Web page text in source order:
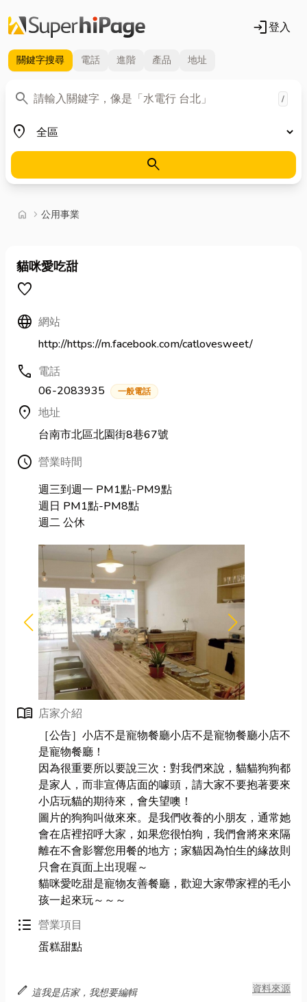
login登入
關鍵字搜尋 電話 進階 產品 地址
search
關鍵字 /
place
地區
search
home chevron_right 首頁
公用事業
貓咪愛吃甜
favorite
Language 網站
http://https://m.facebook.com/catlovesweet/
call 電話
06-2083935
一般電話
location_on 地址
台南市北區北園街8巷67號
Schedule 營業時間
週三到週一 PM1點-PM9點
週日 PM1點-PM8點
週二 公休
menu_book 店家介紹
［公告］小店不是寵物餐廳小店不是寵物餐廳小店不
是寵物餐廳！
因為很重要所以要說三次：對我們來說，貓貓狗狗都
是家人，而非宣傳店面的噱頭，請大家不要抱著要來
小店玩貓的期待來，會失望噢！
圖片的狗狗叫做來來。是我們收養的小朋友，通常她
會在店裡招呼大家，如果您很怕狗，我們會將來來隔
離在不會影響您用餐的地方；家貓因為怕生的緣故則
只會在頁面上出現喔～
貓咪愛吃甜是寵物友善餐廳，歡迎大家帶家裡的毛小
孩一起來玩～～～
format_list_bulleted 營業項目
蛋糕甜點
edit 這我是店家，我想要編輯 資料來源